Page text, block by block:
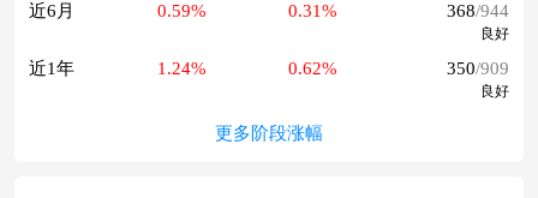
近6月 0.59% 0.31% 368/944
良好
近1年 1.24% 0.62% 350/909
良好
更多阶段涨幅